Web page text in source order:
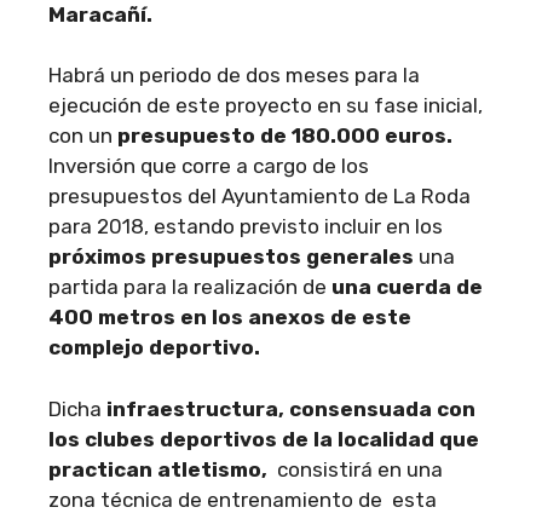
Maracañí.
Habrá un periodo de dos meses para la
ejecución de este proyecto en su fase inicial,
con un presupuesto de 180.000 euros.
Inversión que corre a cargo de los
presupuestos del Ayuntamiento de La Roda
para 2018, estando previsto incluir en los
próximos presupuestos generales una
partida para la realización de una cuerda de
400 metros en los anexos de este
complejo deportivo.
Dicha infraestructura, consensuada con
los clubes deportivos de la localidad que
practican atletismo, consistirá en una
zona técnica de entrenamiento de esta